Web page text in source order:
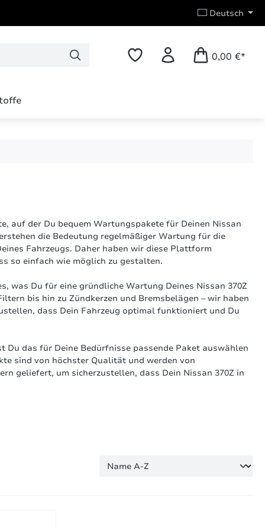
Deutsch
0,00 €*
auf der Du bequem Wartungspakete für Deinen Nissan
die Bedeutung regelmäßiger Wartung für die
Fahrzeugs. Daher haben wir diese Plattform
so einfach wie möglich zu gestalten.
was Du für eine gründliche Wartung Deines Nissan 370Z
bis hin zu Zündkerzen und Bremsbelägen – wir haben
dass Dein Fahrzeug optimal funktioniert und Du
Du das für Deine Bedürfnisse passende Paket auswählen
sind von höchster Qualität und werden von
geliefert, um sicherzustellen, dass Dein Nissan 370Z in